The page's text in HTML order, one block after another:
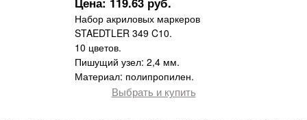
Набор акриловых маркеров
STAEDTLER 349 C10.
10 цветов.
Пишущий узел: 2,4 мм.
Материал: полипропилен.
Выбрать и купить